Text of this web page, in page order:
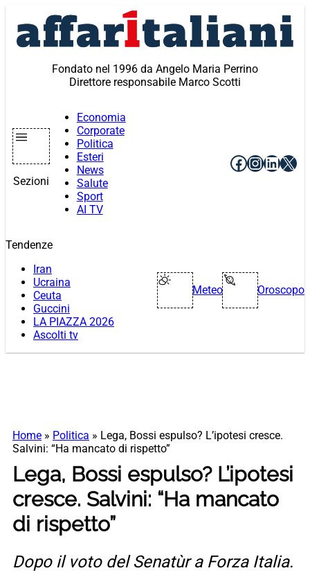
contenuto
Fondato nel 1996 da Angelo Maria Perrino
Direttore responsabile Marco Scotti
Sezioni
Economia
Corporate
Politica
Esteri
News
Salute
Sport
AI TV
Facebook
X
Tendenze
Iran
Ucraina
Ceuta
Guccini
LA PIAZZA 2026
Ascolti tv
Meteo Oroscopo
Home » Politica » Lega, Bossi espulso? L’ipotesi cresce.
Salvini: “Ha mancato di rispetto”
Lega, Bossi espulso? L’ipotesi
cresce. Salvini: “Ha mancato
di rispetto”
Dopo il voto del Senatùr a Forza Italia.